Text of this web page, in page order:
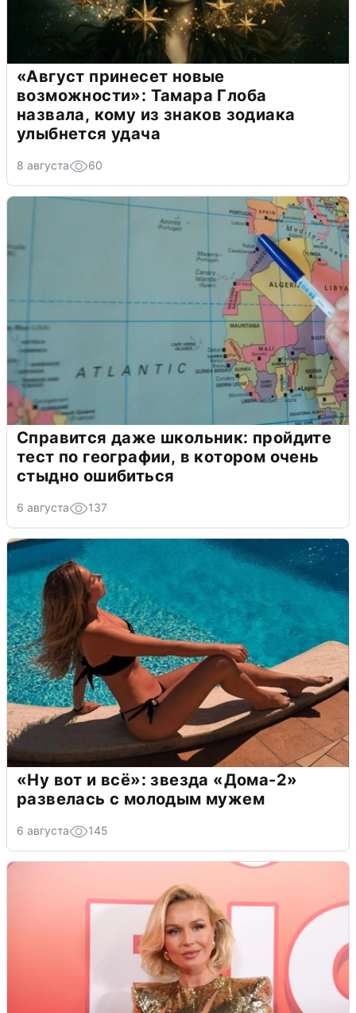
«Август принесет новые
возможности»: Тамара Глоба
назвала, кому из знаков зодиака
улыбнется удача
8 августа 60
Справится даже школьник: пройдите
тест по географии, в котором очень
стыдно ошибиться
6 августа 137
«Ну вот и всё»: звезда «Дома-2»
развелась с молодым мужем
6 августа 145